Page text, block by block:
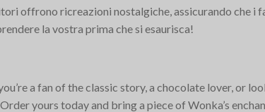
offrono ricreazioni nostalgiche, assicurando che i
la vostra prima che si esaurisca!
a fan of the classic story, a chocolate lover, or
yours today and bring a piece of Wonka’s